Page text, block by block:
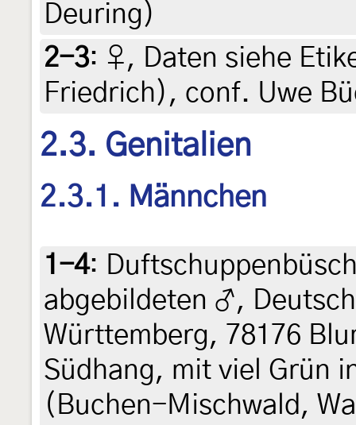
Deuring)
2-3: ♀, Daten siehe
Friedrich), conf. Uwe
2.3. Genitalien
2.3.1. Männchen
1-4:
abgebildeten ♂,
Württemberg, 78176
Südhang, mit viel Grün
(Buchen-Mischwald,